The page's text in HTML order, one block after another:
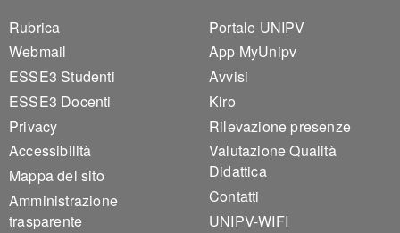
Footer 1
Rubrica
Webmail
ESSE3 Studenti
ESSE3 Docenti
Privacy
Accessibilità
Mappa del sito
Amministrazione
trasparente
Footer 2
Portale UNIPV
App MyUnipv
Avvisi
Kiro
Rilevazione presenze
Valutazione Qualità
Didattica
Contatti
UNIPV-WIFI